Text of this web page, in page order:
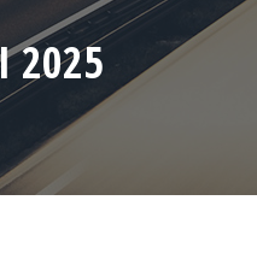
2025